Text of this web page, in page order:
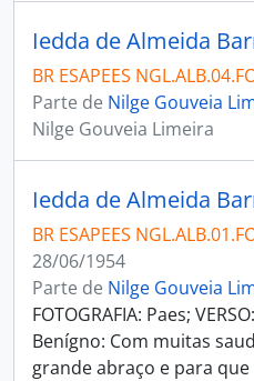
Iedda de Almeida
BR ESAPEES
Parte de Nilge Gouveia
Nilge Gouveia Limeira
Iedda de Almeida
BR ESAPEES
28/06/1954
Parte de Nilge Gouveia
FOTOGRAFIA: Paes;
Benígno: Com muitas
grande abraço e para